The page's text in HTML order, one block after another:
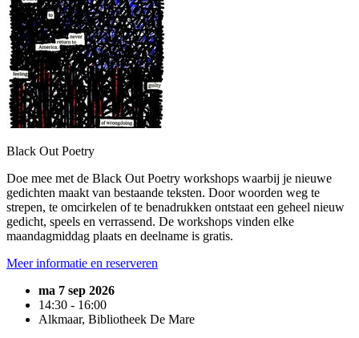
Black Out Poetry
Doe mee met de Black Out Poetry workshops waarbij je nieuwe
gedichten maakt van bestaande teksten. Door woorden weg te
strepen, te omcirkelen of te benadrukken ontstaat een geheel nieuw
gedicht, speels en verrassend. De workshops vinden elke
maandagmiddag plaats en deelname is gratis.
Meer informatie en reserveren
ma 7 sep 2026
14:30 - 16:00
Alkmaar, Bibliotheek De Mare